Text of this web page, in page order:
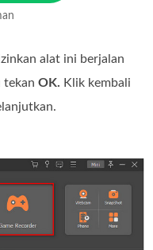
alat ini berjalan
tekanOK. Klik kembali